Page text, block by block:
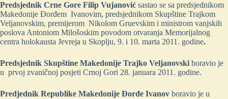
Predsjednik Crne Gore Filip Vujanović sastao se sa predsjednikom
Makedonije Đorđem Ivanovim, predsjednikom Skupštine Trajkom
Veljanovskim, premijerom Nikolom Gruevskim i ministrom vanjskih
poslova Antoniom Milošoskim povodom otvaranja Memorijalnog
centra holokausta Jevreja u Skoplju, 9. i 10. marta 2011. godine.
Predsjednik Skupštine Makedonije Trajko Veljanovski boravio je
u prvoj zvaničnoj posjeti Crnoj Gori 28. januara 2011. godine.
Predjednik Republike Makedonije Đorđe Ivanov boravio je u